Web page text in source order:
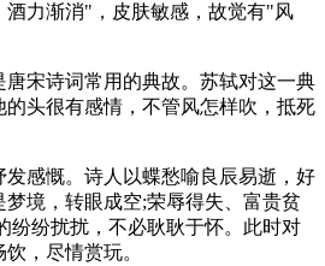
酒力渐消"，皮肤敏感，故觉有"风
宋诗词常用的典故。苏轼对这一典
头很有感情，不管风怎样吹，抵死
感慨。诗人以蝶愁喻良辰易逝，好
境，转眼成空;荣辱得失、富贵贫
纷纷扰扰，不必耿耿于怀。此时对
，尽情赏玩。